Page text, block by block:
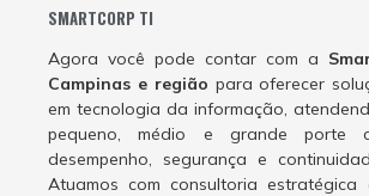
SMARTCORP TI
Agora você pode contar com a
Campinas e região para oferecer
em tecnologia da informação,
pequeno, médio e grande porte
desempenho, segurança e
Atuamos com consultoria